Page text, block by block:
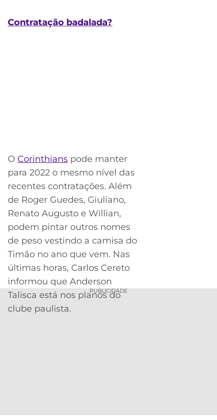
Contratação badalada?
O Corinthians pode manter
para 2022 o mesmo nível das
recentes contratações. Além
de Roger Guedes, Giuliano,
Renato Augusto e Willian,
podem pintar outros nomes
de peso vestindo a camisa do
Timão no ano que vem. Nas
últimas horas, Carlos Cereto
informou que Anderson
Talisca está nos planos do
clube paulista.
PUBLICIDADE